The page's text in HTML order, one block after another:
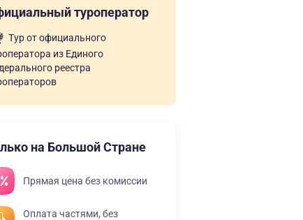
туроператор
Тур от официального
из Единого
реестра
на Большой Стране
Прямая цена без комиссии
Оплата частями, без